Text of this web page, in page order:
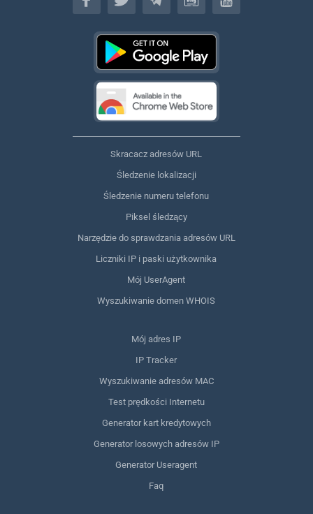
Skracacz adresów URL
Śledzenie lokalizacji
Śledzenie numeru telefonu
Piksel śledzący
Narzędzie do sprawdzania adresów URL
Liczniki IP i paski użytkownika
Mój UserAgent
Wyszukiwanie domen WHOIS
Mój adres IP
IP Tracker
Wyszukiwanie adresów MAC
Test prędkości Internetu
Generator kart kredytowych
Generator losowych adresów IP
Generator Useragent
Faq